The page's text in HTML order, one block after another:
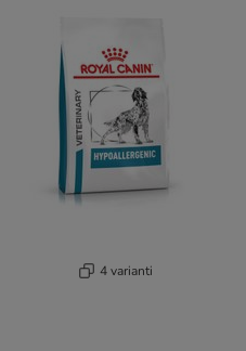
4 varianti